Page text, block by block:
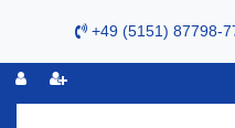
+49 (5151) 87798-